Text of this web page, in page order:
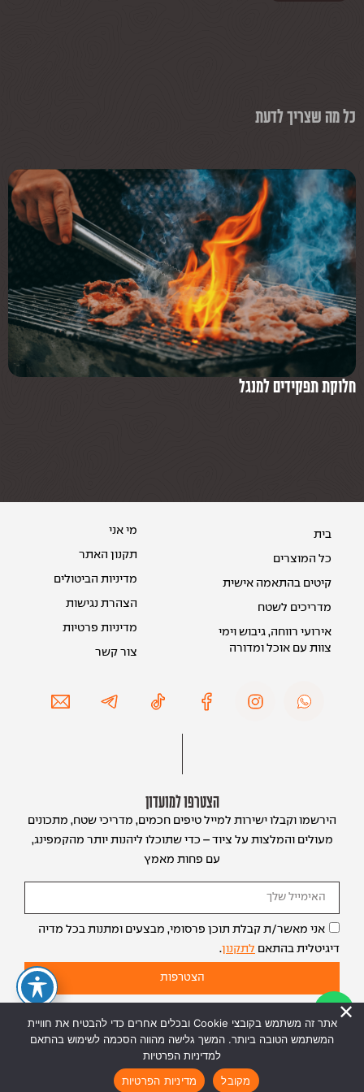
כל מה שצריך לדעת
חלוקת תפקידים למנגל
בית
כל המוצרים
קיטים בהתאמה אישית
מדריכים לשטח
אירועי רווחה, גיבוש וימי
צוות עם אוכל ומדורה
הצטרפו למועדון
הירשמו וקבלו ישירות למייל טיפים חכמים, מדריכי שטח, מתכונים
מעולים והמלצות על ציוד – כדי שתוכלו ליהנות יותר מהקמפינג,
עם פחות מאמץ
אני מאשר/ת קבלת תוכן פרסומי, מבצעים ומתנות בכל מדיה
דיגיטלית בהתאם לתקנון.
הצטרפות
מי אני
תקנון האתר
מדיניות הביטולים
הצהרת נגישות
מדיניות פרטיות
צור קשר
© כל הזכויות שמורות 2026 | האתר נבנה על ידי
אתר זה משתמש בקובצי Cookie ובכלים אחרים כדי להבטיח את חוויית
המשתמש הטובה ביותר. המשך גלישה מהווה הסכמה לשימוש בהתאם
למדיניות הפרטיות
מקובל
מדיניות הפרטיות